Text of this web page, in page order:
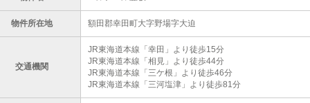
物件所在地 額田郡幸田町大字野場字大迫
交通機関
JR東海道本線「幸田」より徒歩15分
JR東海道本線「相見」より徒歩44分
JR東海道本線「三ケ根」より徒歩46分
JR東海道本線「三河塩津」より徒歩81分